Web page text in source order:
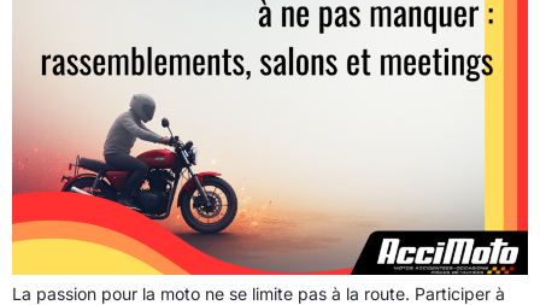
La passion pour la moto ne se limite pas à la route. Participer à